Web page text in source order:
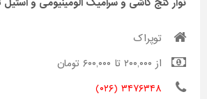
توپراک
از ۲۰۰,۰۰۰ تا ۶۰۰,۰۰۰ تومان
۳۴۷۶۳۴۸ (۰۲۶)